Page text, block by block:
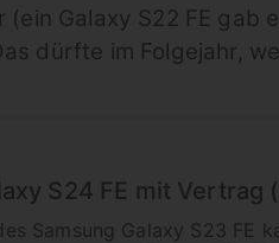
Galaxy S22 FE gab
dürfte im Folgejahr,
S24 FE mit
Samsung Galaxy S23 FE